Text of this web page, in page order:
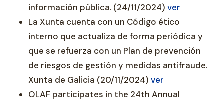
información pública. (24/11/2024) ver
La Xunta cuenta con un Código ético
interno que actualiza de forma periódica y
que se refuerza con un Plan de prevención
de riesgos de gestión y medidas antifraude.
Xunta de Galicia (20/11/2024) ver
OLAF participates in the 24th Annual